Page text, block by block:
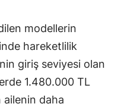
Siirt
Sinop
Sivas
modellerin
hareketlilik
giriş seviyesi olan
1.480.000 TL
ailenin daha